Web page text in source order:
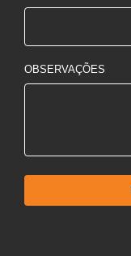
OBSERVAÇÕES